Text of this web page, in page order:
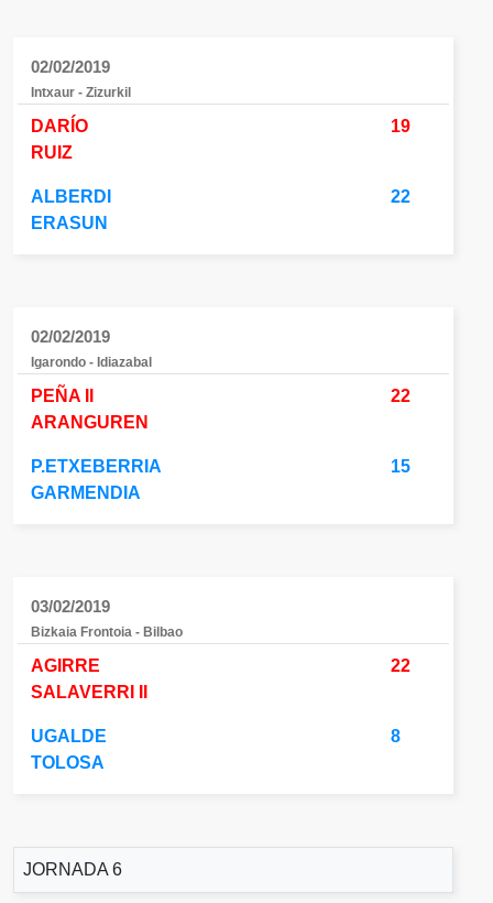
02/02/2019
Intxaur - Zizurkil
DARÍO
RUIZ
19
ALBERDI
ERASUN
22
02/02/2019
Igarondo - Idiazabal
PEÑA II
ARANGUREN
22
P.ETXEBERRIA
GARMENDIA
15
03/02/2019
Bizkaia Frontoia - Bilbao
AGIRRE
SALAVERRI II
22
UGALDE
TOLOSA
8
JORNADA 6